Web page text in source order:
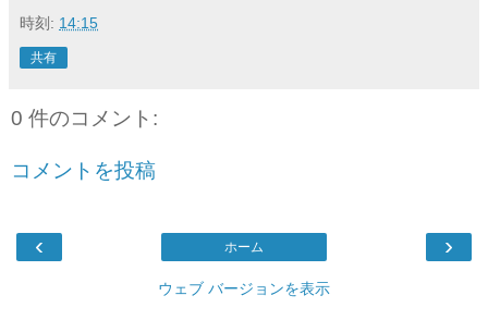
時刻: 14:15
共有
0 件のコメント:
コメントを投稿
‹ ›
ホーム
ウェブ バージョンを表示